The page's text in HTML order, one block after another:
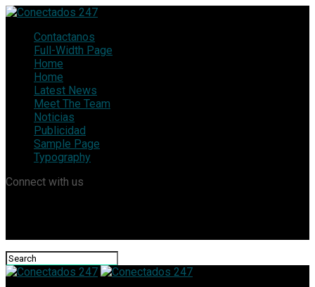
Contactanos
Full-Width Page
Home
Home
Latest News
Meet The Team
Noticias
Publicidad
Sample Page
Typography
Connect with us